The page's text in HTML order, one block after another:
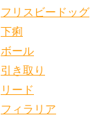
フリスビードッグ
下痢
ボール
引き取り
リード
フィラリア